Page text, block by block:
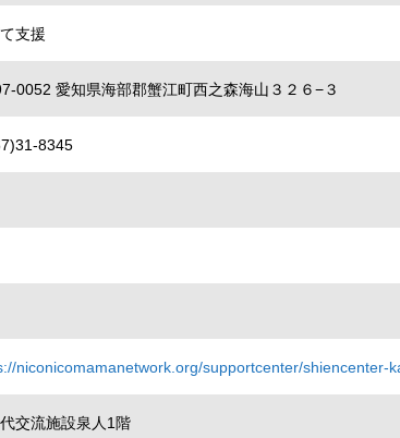
支援
0052 愛知県海部郡蟹江町西之森海山３２６−３
8345
niconicomamanetwork.org/supportcenter/shiencenter-
交流施設泉人1階